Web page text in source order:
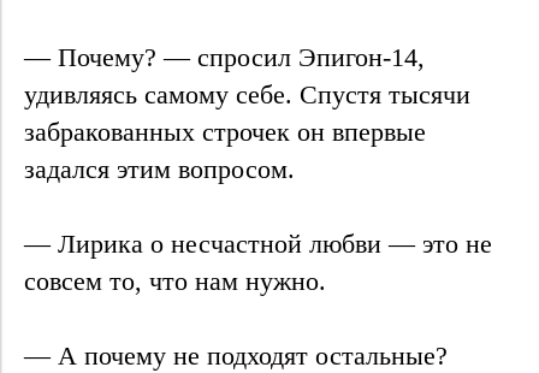
— Почему? — спросил Эпигон-14,
удивляясь самому себе. Спустя тысячи
забракованных строчек он впервые
задался этим вопросом.
— Лирика о несчастной любви — это не
совсем то, что нам нужно.
— А почему не подходят остальные?